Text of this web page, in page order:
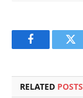
Facebook
RELATED POSTS